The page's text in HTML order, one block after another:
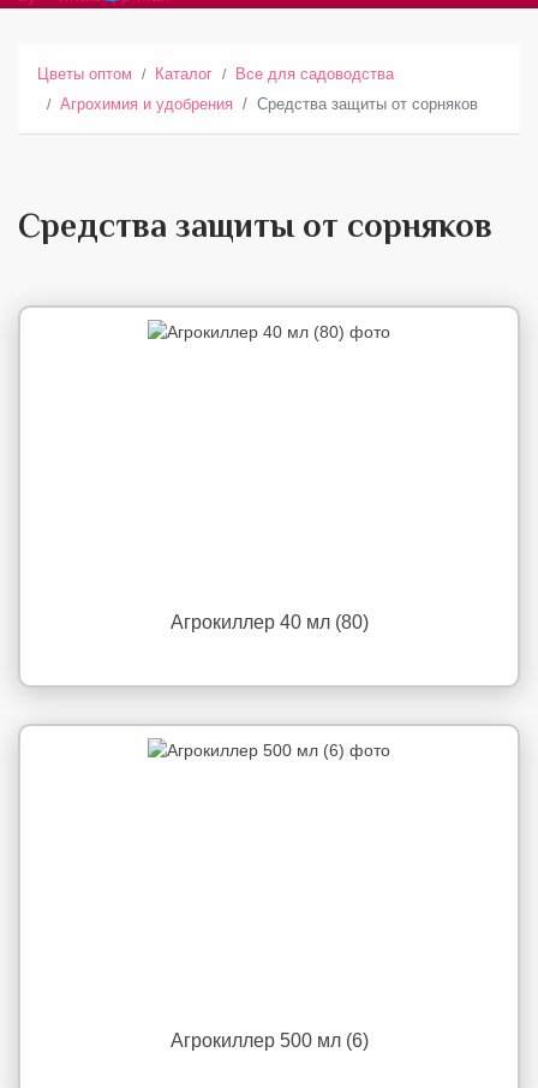
Цветы оптом Каталог
Все для садоводства
Агрохимия и удобрения
Средства защиты от сорняков
Средства защиты от сорняков
Агрокиллер 40 мл (80)
Агрокиллер 500 мл (6)